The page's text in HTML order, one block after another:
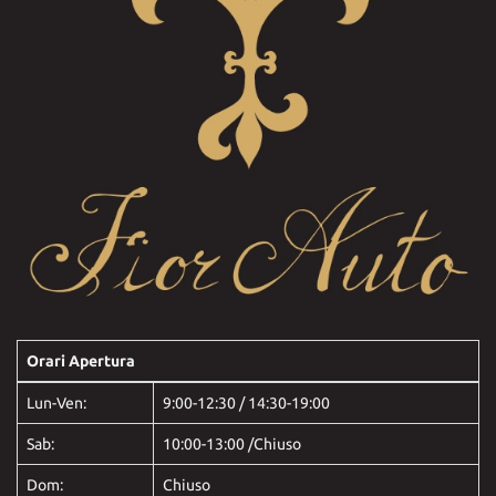
Orari Apertura
Lun-Ven: 9:00-12:30 / 14:30-19:00
Sab: 10:00-13:00 /Chiuso
Dom: Chiuso